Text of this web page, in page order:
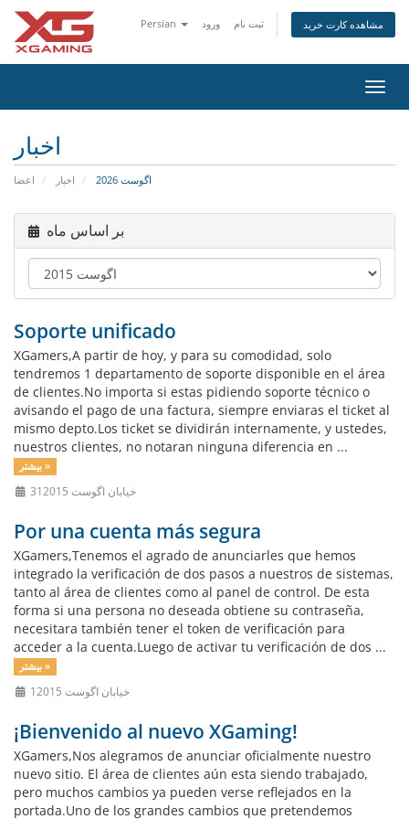
Persian ورود ثبت نام مشاهده کارت خرید
تغییر
اخبار
اعضا اخبار اگوست 2026
بر اساس ماه
Soporte unificado
XGamers,A partir de hoy, y para su comodidad, solo
tendremos 1 departamento de soporte disponible en el área
de clientes.No importa si estas pidiendo soporte técnico o
avisando el pago de una factura, siempre enviaras el ticket al
mismo depto.Los ticket se dividirán internamente, y ustedes,
nuestros clientes, no notaran ninguna diferencia en ...
بیشتر »
31خیابان اگوست 2015
Por una cuenta más segura
XGamers,Tenemos el agrado de anunciarles que hemos
integrado la verificación de dos pasos a nuestros de sistemas,
tanto al área de clientes como al panel de control. De esta
forma si una persona no deseada obtiene su contraseña,
necesitara también tener el token de verificación para
acceder a la cuenta.Luego de activar tu verificación de dos ...
بیشتر »
1خیابان اگوست 2015
¡Bienvenido al nuevo XGaming!
XGamers,Nos alegramos de anunciar oficialmente nuestro
nuevo sitio. El área de clientes aún esta siendo trabajado,
pero muchos cambios ya pueden verse reflejados en la
portada.Uno de los grandes cambios que pretendemos